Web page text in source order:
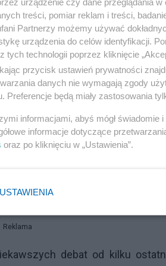
wybrany od pierwszych
26 listopada mija 20 lat
do niej zobowiązaliśmy się
Wtedy zostalibyśmy
Sojuszu Lewicy
w tej sprawie. Jak
Reklama
debat od kilku
treści, pomiar reklam i treści,
Partnerzy możemy używać
urządzenia do celów identyfikacji.
tych technologii poprzez kliknięcie
przycisk ustawień prywatności
danych nie wymagają zgody
Preferencje będą miały zastosowania
informacjami, abyś mógł
informacje dotyczące
oraz po kliknięciu w „Ustawienia”.
USTAWIENIA